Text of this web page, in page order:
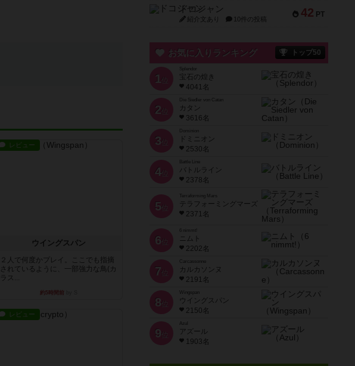
レビュー
ウイングスパン
２人で何度かプレイ。ここでも指摘
されているように、一部強力な鳥(カ
ラス...
約5時間前
レビュー
42 PT
ドコジャン
紹介文あり 10件の投稿
お気に入りランキング トップ50
1 位
宝石の煌き
4041名
2 位
Die Siedler von Catan
カタン
3616名
3 位
ドミニオン
2530名
4位
Battle Line
バトルライン
2378名
5 位
Terraforming Mars
テラフォーミングマーズ
2371名
6 位
ニムト
2202名
7 位
Carcassonne
カルカソンヌ
2191名
8 位
Wingspan
ウイングスパン
2150名
9 位
Azul
アズール
1903名